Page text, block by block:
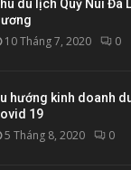
du lịch Quỷ Núi Đà
10 Tháng 7, 2020 0
hướng kinh doanh
19
5 Tháng 8, 2020 0